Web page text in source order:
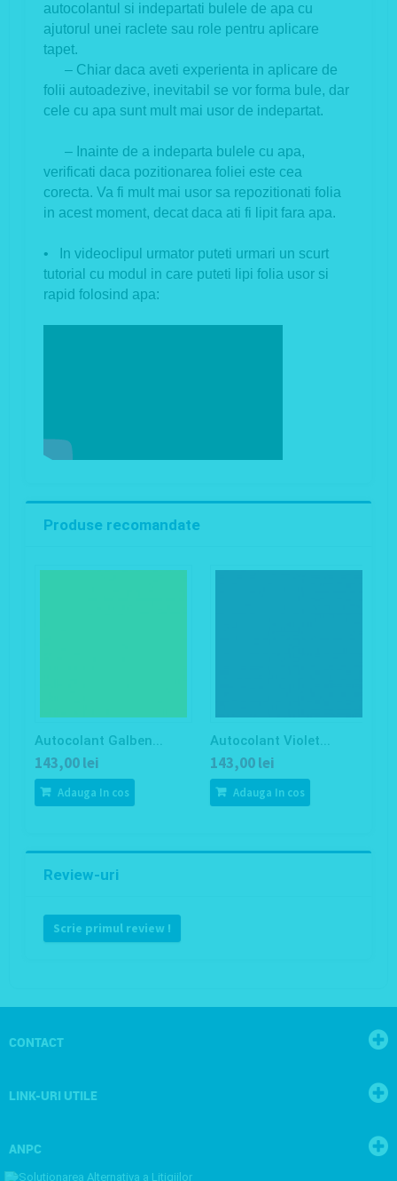
autocolantul si indepartati bulele de apa cu
ajutorul unei raclete sau role pentru aplicare
tapet.
– Chiar daca aveti experienta in aplicare de
folii autoadezive, inevitabil se vor forma bule, dar
cele cu apa sunt mult mai usor de indepartat.
– Inainte de a indeparta bulele cu apa,
verificati daca pozitionarea foliei este cea
corecta. Va fi mult mai usor sa repozitionati folia
in acest moment, decat daca ati fi lipit fara apa.
• In videoclipul urmator puteti urmari un scurt
tutorial cu modul in care puteti lipi folia usor si
rapid folosind apa:
Produse recomandate
Autocolant Galben...
143,00 lei
Adauga In cos
Autocolant Violet...
143,00 lei
Adauga In cos
Review-uri
Scrie primul review !
CONTACT
LINK-URI UTILE
ANPC